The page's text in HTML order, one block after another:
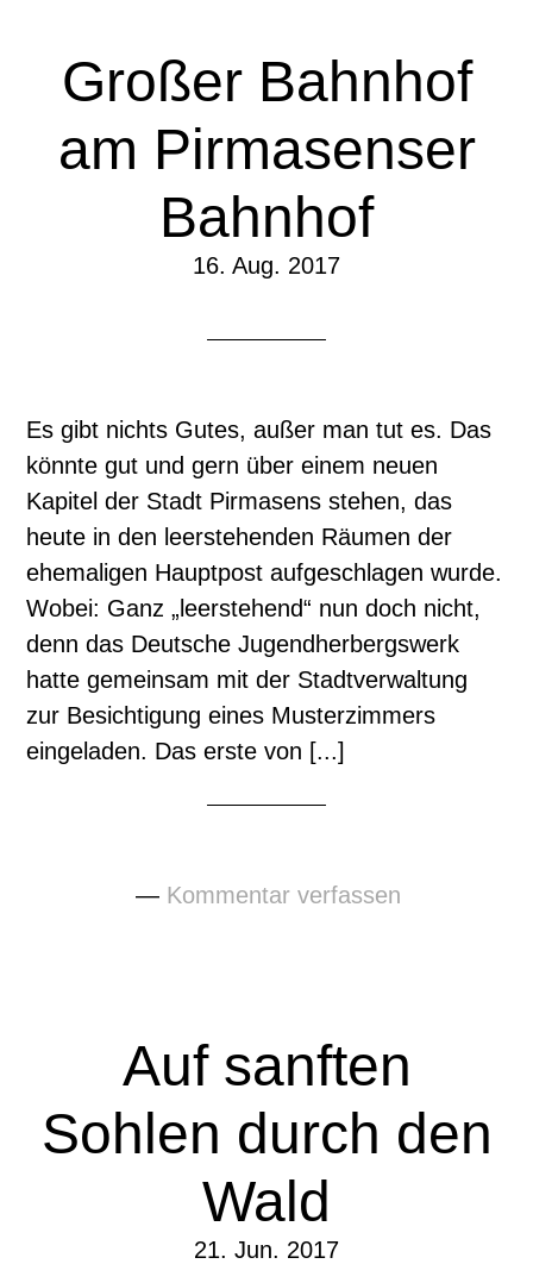
Großer Bahnhof
am Pirmasenser
Bahnhof
16. Aug. 2017
Es gibt nichts Gutes, außer man tut es. Das
könnte gut und gern über einem neuen
Kapitel der Stadt Pirmasens stehen, das
heute in den leerstehenden Räumen der
ehemaligen Hauptpost aufgeschlagen wurde.
Wobei: Ganz „leerstehend“ nun doch nicht,
denn das Deutsche Jugendherbergswerk
hatte gemeinsam mit der Stadtverwaltung
zur Besichtigung eines Musterzimmers
eingeladen. Das erste von [...]
Kommentar verfassen
Auf sanften
Sohlen durch den
Wald
21. Jun. 2017